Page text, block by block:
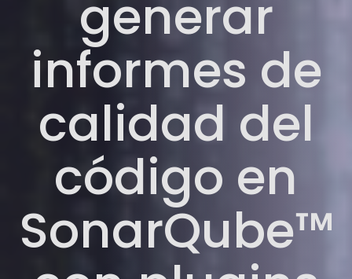
generar
informes de
calidad del
código en
SonarQube™